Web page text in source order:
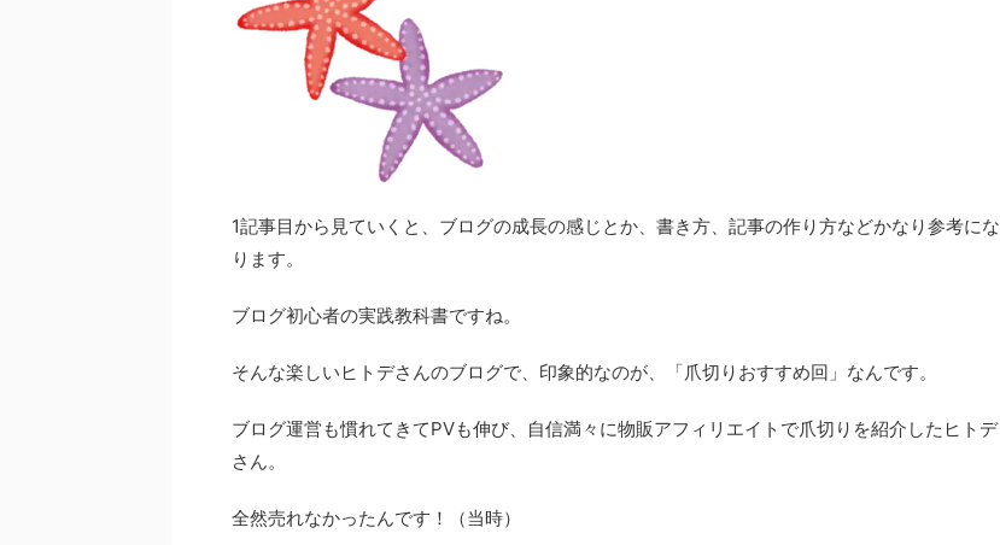
1記事目から見ていくと、ブログの成長の感じとか、書き方、記事の作り方などかなり参考にな
ります。
ブログ初心者の実践教科書ですね。
そんな楽しいヒトデさんのブログで、印象的なのが、「爪切りおすすめ回」なんです。
ブログ運営も慣れてきてPVも伸び、自信満々に物販アフィリエイトで爪切りを紹介したヒトデ
さん。
全然売れなかったんです！（当時）